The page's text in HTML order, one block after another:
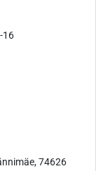
16
74626